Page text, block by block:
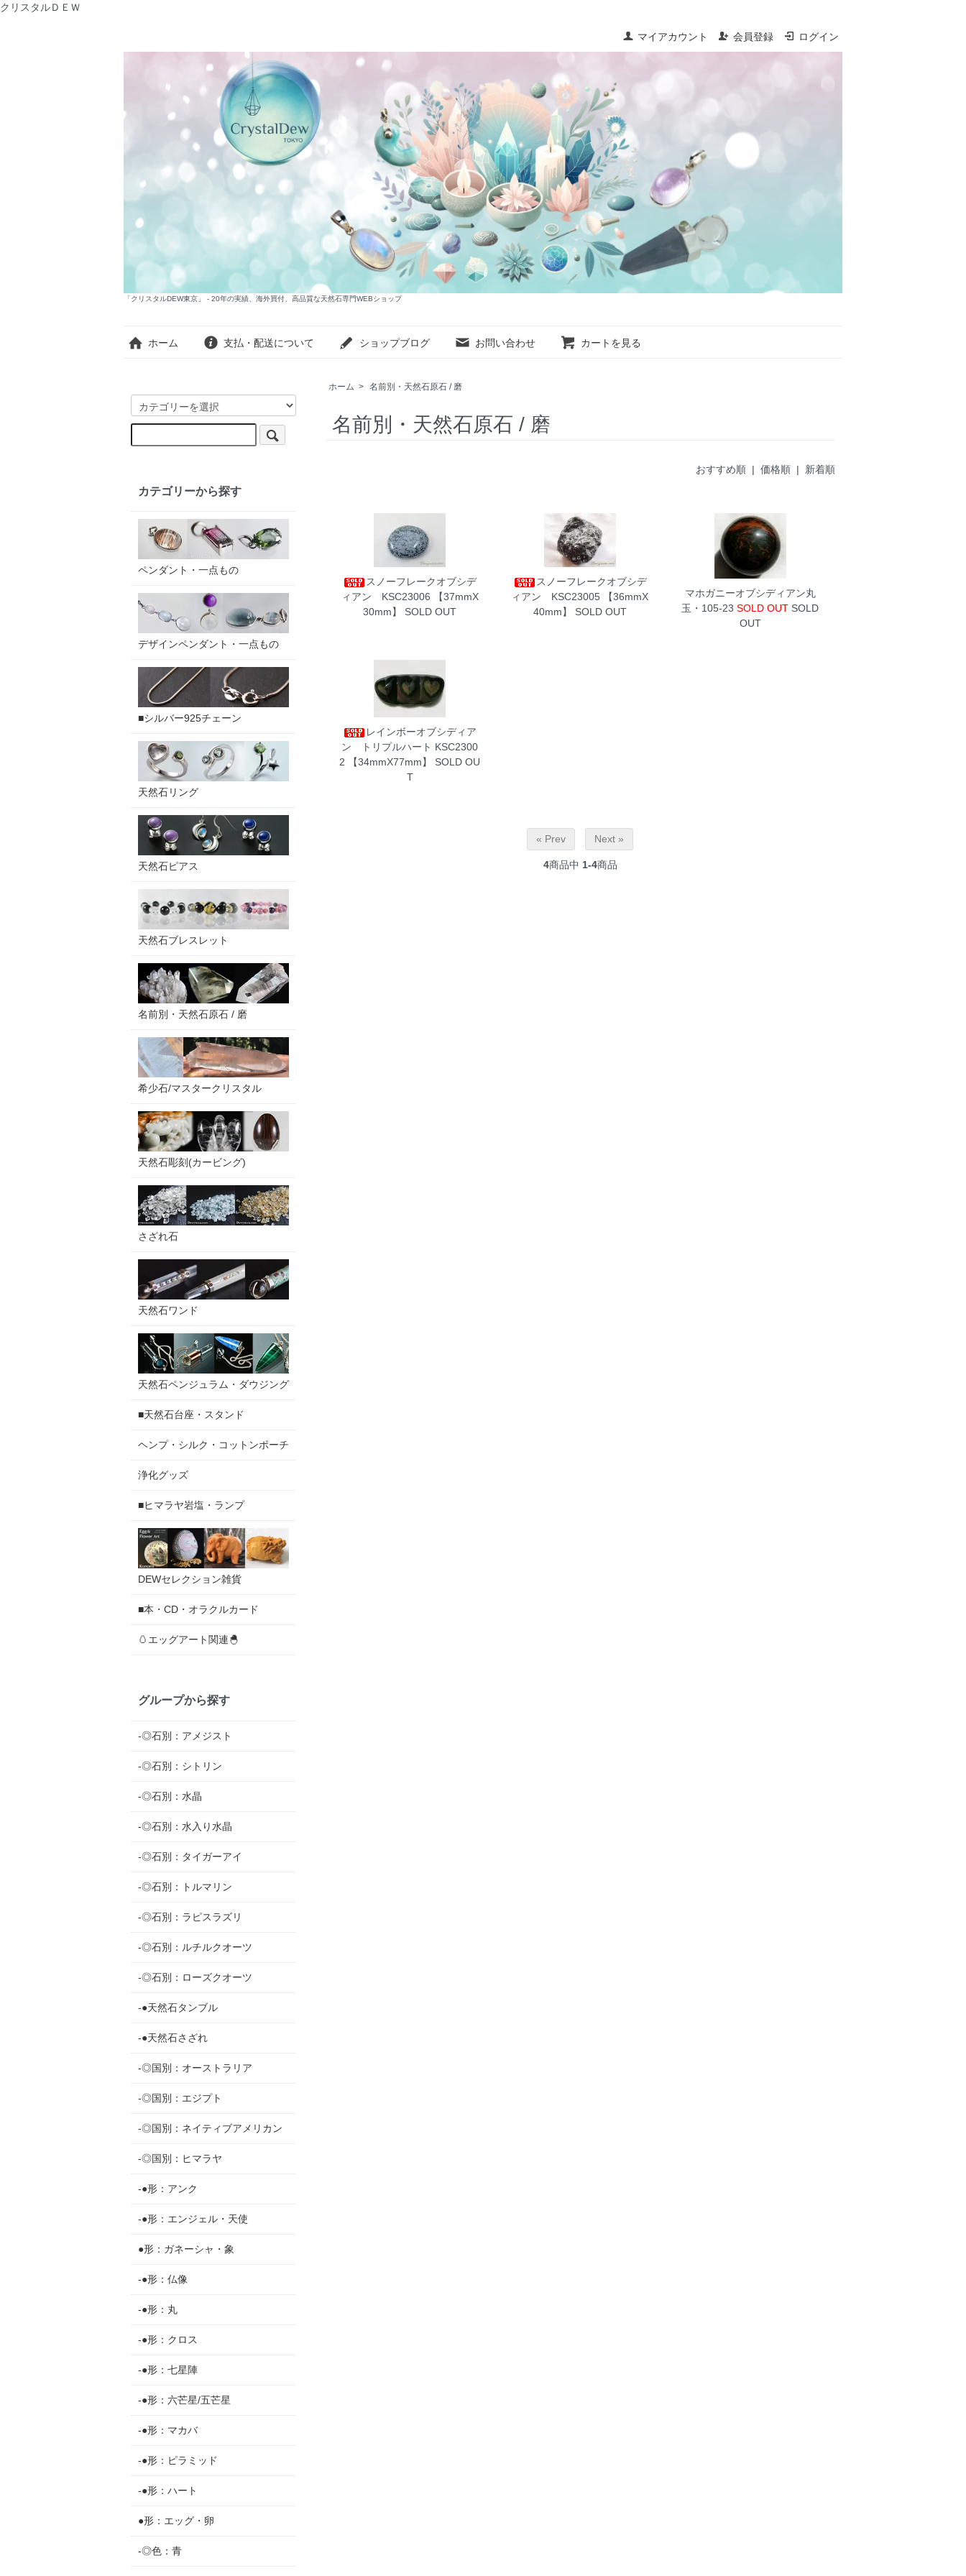
クリスタルＤＥＷ
マイアカウント 会員登録 ログイン
「クリスタルDEW東京」 - 20年の実績、海外買付、高品質な天然石専門WEBショップ
ホーム 支払・配送について ショップブログ お問い合わせ カートを見る
ホーム > 名前別・天然石原石 / 磨
名前別・天然石原石 / 磨
おすすめ順 | 価格順 | 新着順
スノーフレークオブシデ
ィアン KSC23006 【37mmX
30mm】 SOLD OUT
スノーフレークオブシデ
ィアン KSC23005 【36mmX
40mm】 SOLD OUT
マホガニーオブシディアン丸
玉・105-23 SOLD OUT SOLD
OUT
レインボーオブシディア
ン トリプルハート KSC2300
2 【34mmX77mm】 SOLD OU
T
« Prev Next »
4商品中 1-4商品
カテゴリーから探す
ペンダント・一点もの
デザインペンダント・一点もの
■シルバー925チェーン
天然石リング
天然石ピアス
天然石ブレスレット
名前別・天然石原石 / 磨
希少石/マスタークリスタル
天然石彫刻(カービング)
さざれ石
天然石ワンド
天然石ペンジュラム・ダウジング
■天然石台座・スタンド
ヘンプ・シルク・コットンポーチ
浄化グッズ
■ヒマラヤ岩塩・ランプ
DEWセレクション雑貨
■本・CD・オラクルカード
🥚エッグアート関連🐣
グループから探す
-◎石別：アメジスト
-◎石別：シトリン
-◎石別：水晶
-◎石別：水入り水晶
-◎石別：タイガーアイ
-◎石別：トルマリン
-◎石別：ラピスラズリ
-◎石別：ルチルクオーツ
-◎石別：ローズクオーツ
-●天然石タンブル
-●天然石さざれ
-◎国別：オーストラリア
-◎国別：エジプト
-◎国別：ネイティブアメリカン
-◎国別：ヒマラヤ
-●形：アンク
-●形：エンジェル・天使
●形：ガネーシャ・象
-●形：仏像
-●形：丸
-●形：クロス
-●形：七星陣
-●形：六芒星/五芒星
-●形：マカバ
-●形：ピラミッド
-●形：ハート
●形：エッグ・卵
-◎色：青